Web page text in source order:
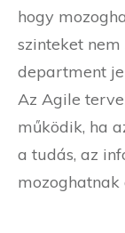
hogy
szinteket
department
Az Agile
működik, ha
a tudás, az
mozoghatnak